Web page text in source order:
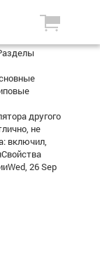
другого
не
включил,
26 Sep